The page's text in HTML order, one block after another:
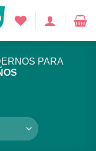
PARA